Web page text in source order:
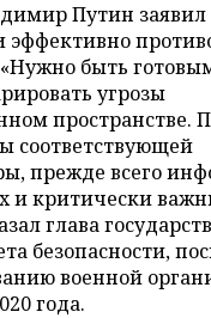
Путин заявил
эффективно
быть
угрозы
пространстве.
соответствующей
прежде всего
и критически
глава
безопасности,
военной
года.